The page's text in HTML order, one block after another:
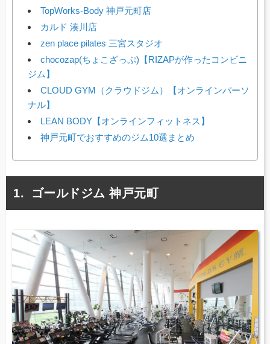
TopWorks-Body 神戸元町店
カルド 湊川店
zen place pilates 三宮スタジオ
chocozap(ちょこざっぷ)【RIZAPが作ったコンビニ
ジム】
CLOUD GYM（クラウドジム）【オンラインパーソ
ナル】
LEAN BODY【オンラインフィットネス】
神戸元町でおすすめのジム10選まとめ
ゴールドジム 神戸元町